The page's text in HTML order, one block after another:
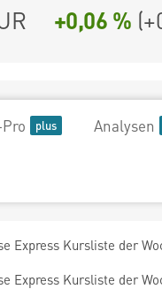
+0,06 % (
Analysen
Express Kursliste der
Express Kursliste der